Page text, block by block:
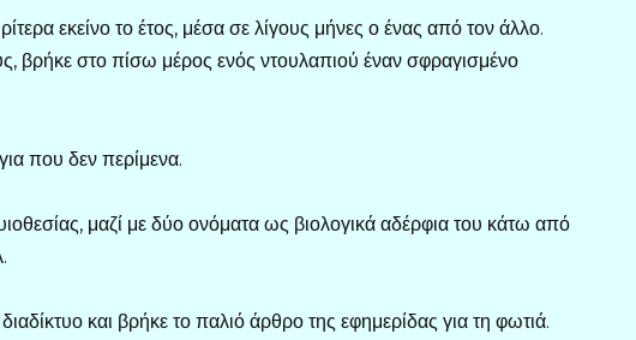
εκείνο το έτος, μέσα σε λίγους μήνες ο ένας από τον άλλο.
βρήκε στο πίσω μέρος ενός ντουλαπιού έναν σφραγισμένο
που δεν περίμενα.
μαζί με δύο ονόματα ως βιολογικά αδέρφια του κάτω από
και βρήκε το παλιό άρθρο της εφημερίδας για τη φωτιά.